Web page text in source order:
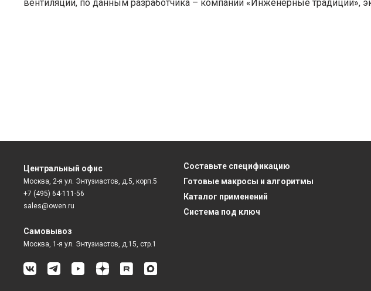
вентиляции, по данным разработчика – компании «Инженерные традиции»,
Центральный офис
Москва, 2-я ул. Энтузиастов, д.5, корп.5
+7 (495) 64-111-56
sales@owen.ru
Самовывоз
Москва, 1-я ул. Энтузиастов, д.15, стр.1
Составьте спецификацию
Готовые макросы и алгоритмы
Каталог применений
Система под ключ